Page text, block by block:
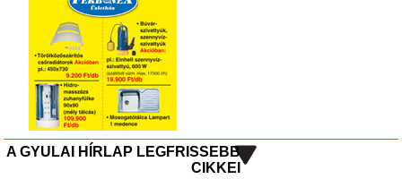
A GYULAI HÍRLAP LEGFRISSEBB
CIKKEI